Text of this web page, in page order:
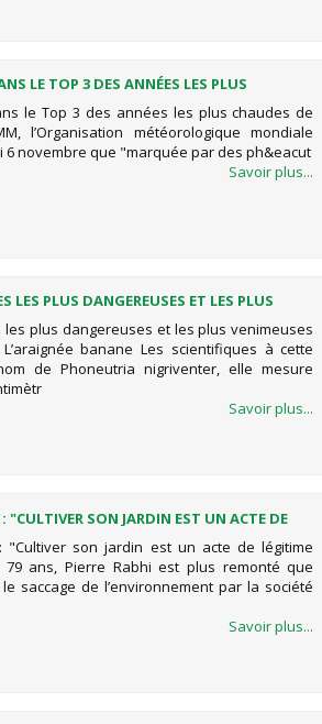
LE TOP 3 DES ANNÉES LES PLUS
le Top 3 des années les plus chaudes de
l’Organisation météorologique mondiale
6 novembre que "marquée par des ph&eacut
Savoir plus...
LES PLUS DANGEREUSES ET LES PLUS
MONDE
les plus dangereuses et les plus venimeuses
banane Les scientifiques à cette
de Phoneutria nigriventer, elle mesure
Savoir plus...
: "CULTIVER SON JARDIN EST UN ACTE DE
"Cultiver son jardin est un acte de légitime
79 ans, Pierre Rabhi est plus remonté que
saccage de l’environnement par la société
Savoir plus...